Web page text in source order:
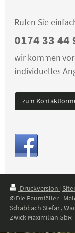
Rufen Sie
0174 33 44
wir kommen
individuelles
zum
Druckversion |
© Die Baumfäller -
Schabbach Stefan,
Zwick Maximilian GbR